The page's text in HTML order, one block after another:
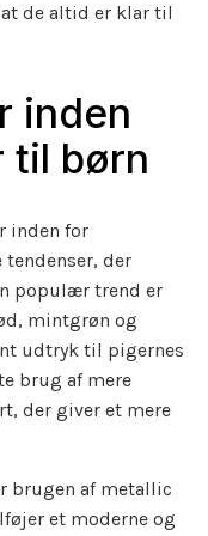
de altid er klar til
inden
til børn
inden for
der
populær trend er
mintgrøn og
udtryk til pigernes
brug af mere
der giver et mere
brugen af metallic
et moderne og